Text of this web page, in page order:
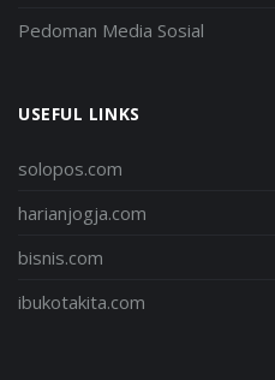
Pedoman Media Sosial
USEFUL LINKS
solopos.com
harianjogja.com
bisnis.com
ibukotakita.com